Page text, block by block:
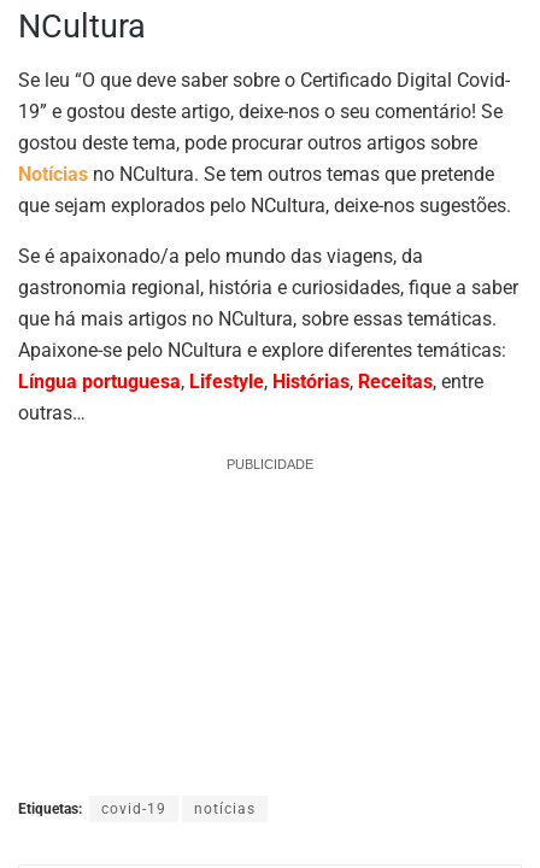
NCultura
Se leu “O que deve saber sobre o Certificado Digital Covid-
19” e gostou deste artigo, deixe-nos o seu comentário! Se
gostou deste tema, pode procurar outros artigos sobre
Notícias no NCultura. Se tem outros temas que pretende
que sejam explorados pelo NCultura, deixe-nos sugestões.
Se é apaixonado/a pelo mundo das viagens, da
gastronomia regional, história e curiosidades, fique a saber
que há mais artigos no NCultura, sobre essas temáticas.
Apaixone-se pelo NCultura e explore diferentes temáticas:
Língua portuguesa, Lifestyle, Histórias, Receitas, entre
outras…
PUBLICIDADE
Etiquetas: covid-19 notícias